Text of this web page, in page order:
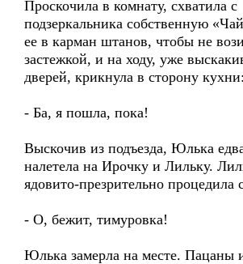
Проскочила в комнату, схватила с
подзеркальника собственную
ее в карман штанов, чтобы не
застежкой, и на ходу, уже
дверей, крикнула в сторону кухни:
- Ба, я пошла, пока!
Выскочив из подъезда, Юлька
налетела на Ирочку и Лильку.
ядовито-презрительно процедила
- О, бежит, тимуровка!
Юлька замерла на месте. Пацаны